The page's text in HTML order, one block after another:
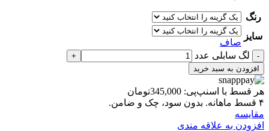
رنگ
سایز
صاف
لگ سابلی عدد
افزودن به سبد خرید
هر قسط با اسنپ‌پی: 345,000تومان
۴ قسط ماهانه. بدون سود، چک و ضامن.
مقايسه
افزودن به علاقه مندی